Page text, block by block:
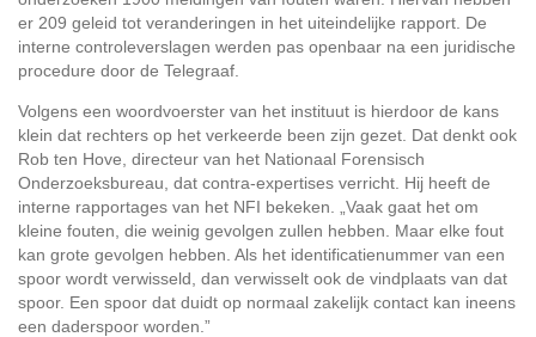
er 209 geleid tot veranderingen in het uiteindelijke rapport. De
interne controleverslagen werden pas openbaar na een juridische
procedure door de Telegraaf.
Volgens een woordvoerster van het instituut is hierdoor de kans
klein dat rechters op het verkeerde been zijn gezet. Dat denkt ook
Rob ten Hove, directeur van het Nationaal Forensisch
Onderzoeksbureau, dat contra-expertises verricht. Hij heeft de
interne rapportages van het NFI bekeken. „Vaak gaat het om
kleine fouten, die weinig gevolgen zullen hebben. Maar elke fout
kan grote gevolgen hebben. Als het identificatienummer van een
spoor wordt verwisseld, dan verwisselt ook de vindplaats van dat
spoor. Een spoor dat duidt op normaal zakelijk contact kan ineens
een daderspoor worden.”